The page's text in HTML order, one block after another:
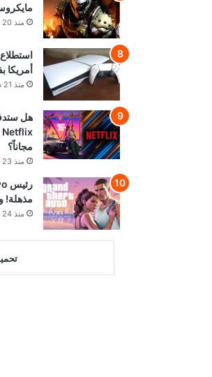
منذ 20 ساعة
أمريكا
منذ 21 ساعة
مجاناً؟
منذ 23 ساعة
مذهلة!
منذ 24 ساعة